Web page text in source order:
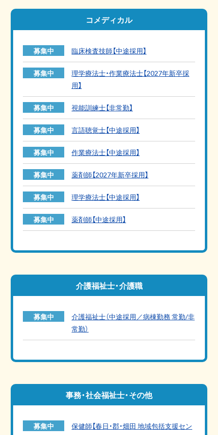
コメディカル
募集中 臨床検査技師【中途採用】
募集中
理学療法士・作業療法士【2027年新卒採
用】
募集中 視能訓練士【非常勤】
募集中 言語聴覚士【中途採用】
募集中 作業療法士【中途採用】
募集中 薬剤師【2027年新卒採用】
募集中 理学療法士【中途採用】
募集中 薬剤師【中途採用】
介護福祉士・介護職
募集中
介護福祉士（中途採用／病棟勤務 常勤/非
常勤）
事務・社会福祉士・その他
募集中
保健師【春日・郡・畑田 地域包括支援セン